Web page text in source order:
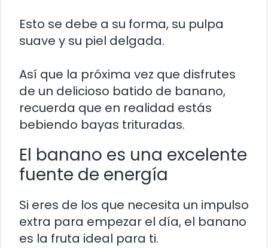
Esto se debe a su forma, su pulpa
suave y su piel delgada.
Así que la próxima vez que disfrutes
de un delicioso batido de banano,
recuerda que en realidad estás
bebiendo bayas trituradas.
El banano es una excelente
fuente de energía
Si eres de los que necesita un impulso
extra para empezar el día, el banano
es la fruta ideal para ti.